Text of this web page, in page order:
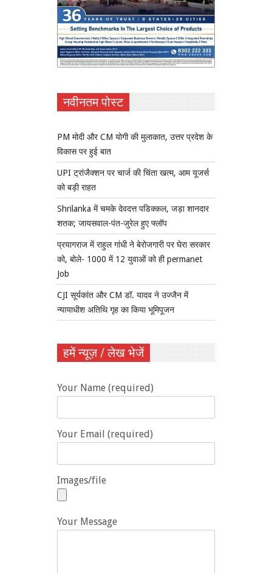
नवीनतम पोस्ट
PM मोदी और CM योगी की मुलाकात, उत्तर प्रदेश के
विकास पर हुई बात
UPI ट्रांजैक्शन पर चार्ज की चिंता खत्म, आम यूजर्स
को बड़ी राहत
Shrilanka में चमके देवदत्त पडिक्कल, जड़ा शानदार
शतक; जायसवाल-पंत-जुरेल हुए फ्लॉप
प्रयागराज में राहुल गांधी ने बेरोजगारी पर घेरा सरकार
को, बोले- 1000 में 12 युवाओं को ही permanet
Job
CJI सूर्यकांत और CM डॉ. यादव ने उज्जैन में
न्यायाधीश अतिथि गृह का किया भूमिपूजन
हमें न्यूज़ / लेख भेजें
Your Name (required)
Your Email (required)
Images/file
Your Message